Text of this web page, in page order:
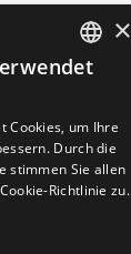
ENGLISH
×
Cookies, um Ihre
Durch die
stimmen Sie allen
Richtlinie zu.